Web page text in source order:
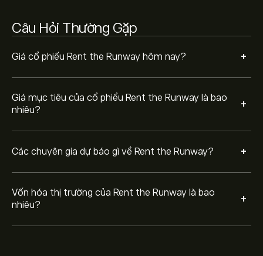
Câu Hỏi Thường Gặp
Giá cổ phiếu Rent the Runway hôm nay? +
Giá mục tiêu của cổ phiểu Rent the Runway là bao
nhiêu?
+
Các chuyên gia dự báo gì về Rent the Runway? +
Vốn hóa thị trường của Rent the Runway là bao
nhiêu?
+